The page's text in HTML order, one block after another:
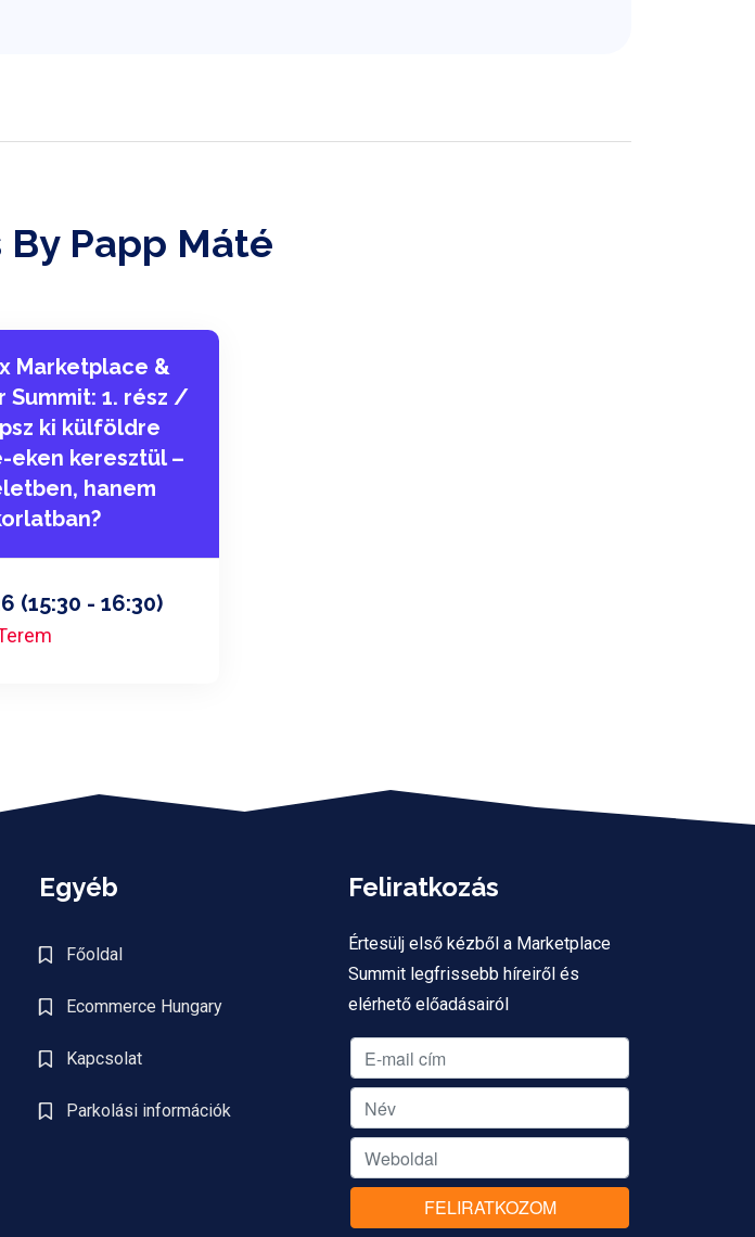
By Papp Máté
Marketplace &
Summit: 1. rész /
ki külföldre
eken keresztül –
hanem
(15:30 - 16:30)
Egyéb
Főoldal
Ecommerce Hungary
Kapcsolat
Parkolási információk
Feliratkozás
Értesülj első kézből a Marketplace
Summit legfrissebb híreiről és
elérhető előadásairól